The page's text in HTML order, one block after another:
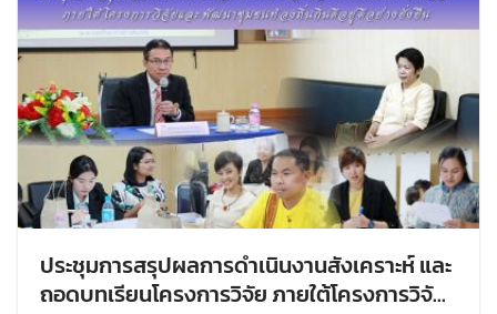
ประชุมการสรุปผลการดำเนินงานสังเคราะห์ และ
ถอดบทเรียนโครงการวิจัย ภายใต้โครงการวิจัย